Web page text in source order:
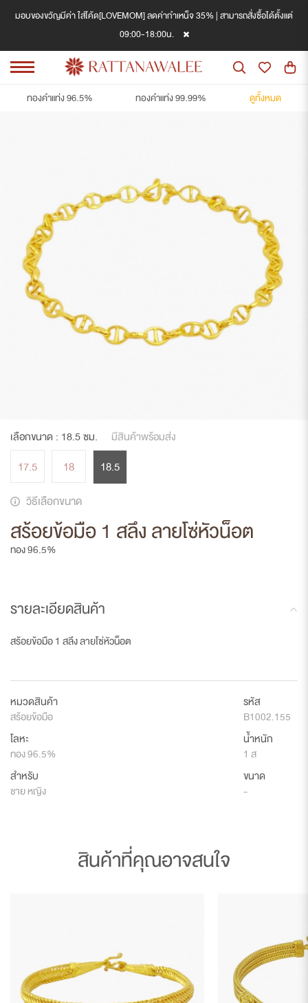
มอบของขวัญมีค่า ใส่โค้ด[LOVEMOM] ลดค่ากำเหน็จ 35% | สามารถสั่งซื้อได้ตั้งแต่
09:00-18:00น.
ทองคำแท่ง 96.5% ทองคำแท่ง 99.99% ดูทั้งหมด
สร้อยข้อมือ 1 สลึง ลายโซ่หัวน็อต
ทอง 96.5%
เลือกขนาด : 18.5ซม. มีสินค้าพร้อมส่ง
17.5 18
18.5
วิธีเลือกขนาด
รายละเอียดสินค้า
สร้อยข้อมือ 1 สลึง ลายโซ่หัวน็อต
หมวดสินค้า
สร้อยข้อมือ
โลหะ
ทอง 96.5%
สำหรับ
ชาย หญิง
รหัส
B1002.155
น้ำหนัก
1 ส
ขนาด
-
สินค้าที่คุณอาจสนใจ